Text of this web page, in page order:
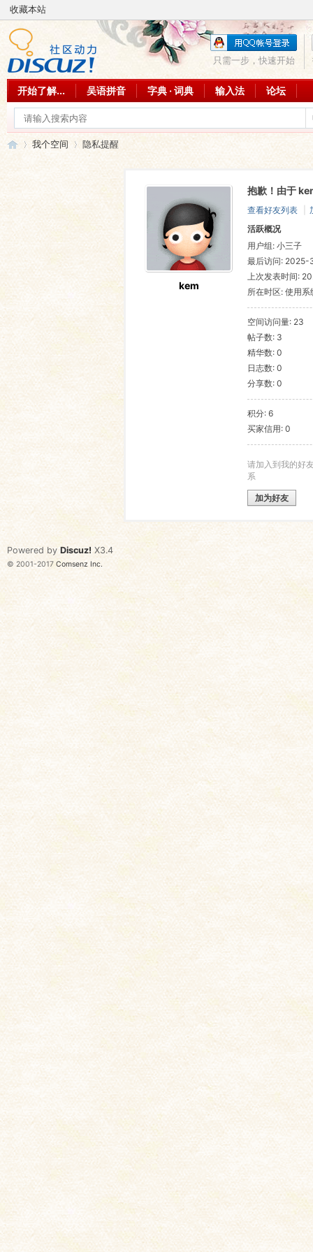
收藏本站
只需一步，快速开始
开始了解... 吴语拼音 字典 · 词典 输入法 论坛
吴
语
会
我个空间 隐私提醒
kem
抱歉！由于
查看好友列表
活跃概况
用户组: 小三子
最后访问: 2025-
上次发表时间:
所在时区: 使用系
空间访问量: 23
帖子数: 3
精华数: 0
日志数: 0
分享数: 0
积分: 6
买家信用: 0
请加入到我的好
系
加为好友
Powered by Discuz! X3.4
© 2001-2017 Comsenz Inc.